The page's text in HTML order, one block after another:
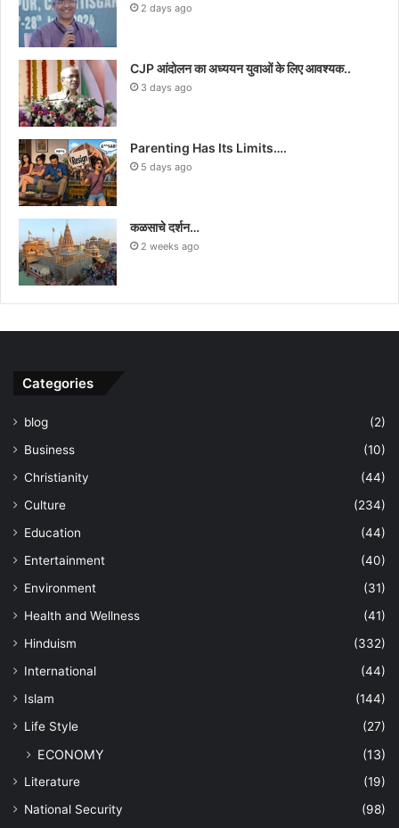
2 days ago
CJP आंदोलन का अध्ययन युवाओं के लिए आवश्यक..
3 days ago
Parenting Has Its Limits….
5 days ago
कळसाचे दर्शन…
2 weeks ago
Categories
blog
(2)
Business
(10)
Christianity
(44)
Culture
(234)
Education
(44)
Entertainment
(40)
Environment
(31)
Health and Wellness
(41)
Hinduism
(332)
International
(44)
Islam
(144)
Life Style
(27)
ECONOMY (13)
Literature
(19)
National Security
(98)